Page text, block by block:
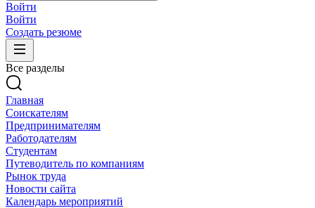
Войти
Войти
Создать резюме
Все разделы
Главная
Соискателям
Предпринимателям
Работодателям
Студентам
Путеводитель по компаниям
Рынок труда
Новости сайта
Календарь мероприятий